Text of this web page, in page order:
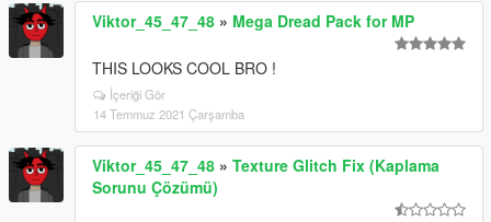
Viktor_45_47_48 » Mega Dread Pack for MP
THIS LOOKS COOL BRO !
İçeriği Gör
14 Temmuz 2021 Çarşamba
Viktor_45_47_48 » Texture Glitch Fix (Kaplama
Sorunu Çözümü)